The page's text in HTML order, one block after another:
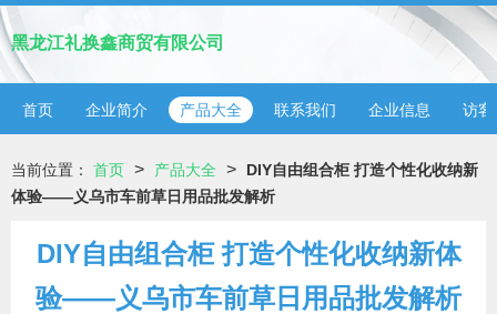
黑龙江礼换鑫商贸有限公司
首页 企业简介 产品大全 联系我们 企业信息 访客
当前位置： 首页 > 产品大全 >
DIY自由组合柜 打造个性化收纳新
体验——义乌市车前草日用品批发解析
DIY自由组合柜 打造个性化收纳新体
验——义乌市车前草日用品批发解析